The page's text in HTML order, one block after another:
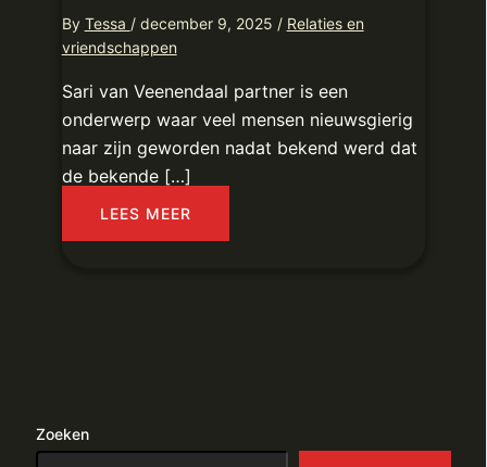
By Tessa / december 9, 2025 / Relaties en
vriendschappen
Sari van Veenendaal partner is een
onderwerp waar veel mensen nieuwsgierig
naar zijn geworden nadat bekend werd dat
de bekende […]
LEES MEER
Zoeken